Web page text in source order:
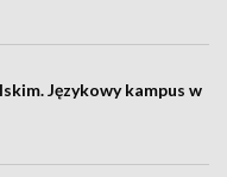
Językowy kampus w